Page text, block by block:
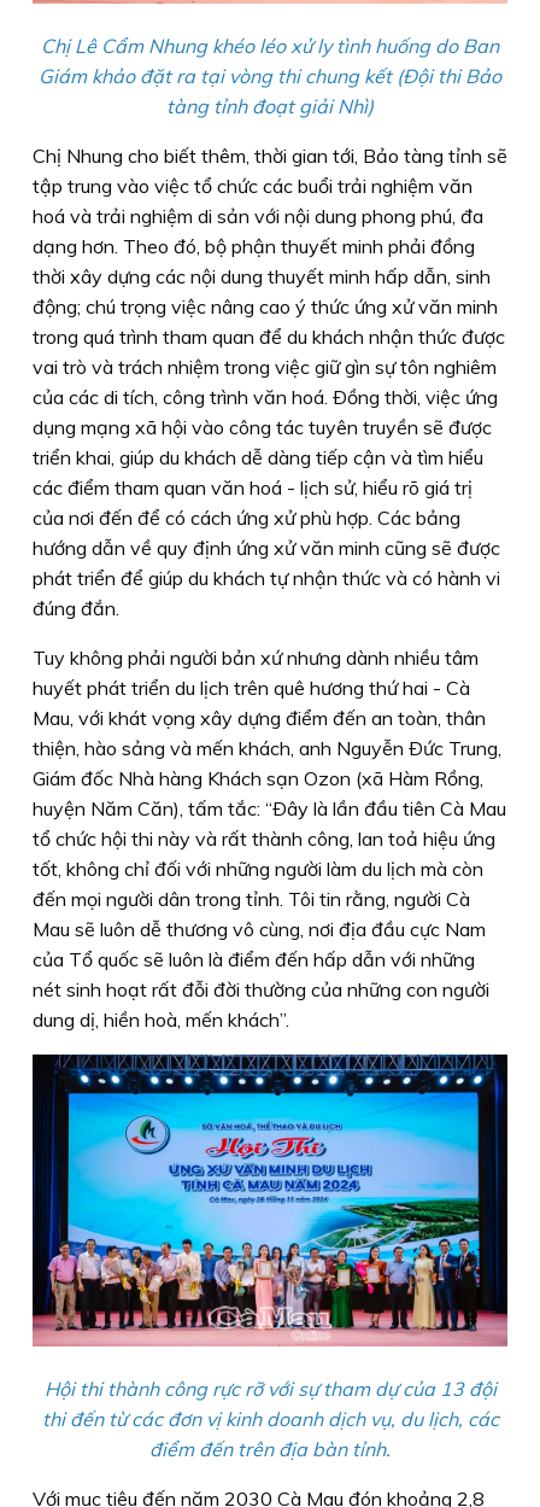
Chị Lê Cẩm Nhung khéo léo xử ly tình huống do Ban
Giám khảo đặt ra tại vòng thi chung kết (Đội thi Bảo
tàng tỉnh đoạt giải Nhì)
Chị Nhung cho biết thêm, thời gian tới, Bảo tàng tỉnh sẽ
tập trung vào việc tổ chức các buổi trải nghiệm văn
hoá và trải nghiệm di sản với nội dung phong phú, đa
dạng hơn. Theo đó, bộ phận thuyết minh phải đồng
thời xây dựng các nội dung thuyết minh hấp dẫn, sinh
động; chú trọng việc nâng cao ý thức ứng xử văn minh
trong quá trình tham quan để du khách nhận thức được
vai trò và trách nhiệm trong việc giữ gìn sự tôn nghiêm
của các di tích, công trình văn hoá. Ðồng thời, việc ứng
dụng mạng xã hội vào công tác tuyên truyền sẽ được
triển khai, giúp du khách dễ dàng tiếp cận và tìm hiểu
các điểm tham quan văn hoá - lịch sử, hiểu rõ giá trị
của nơi đến để có cách ứng xử phù hợp. Các bảng
hướng dẫn về quy định ứng xử văn minh cũng sẽ được
phát triển để giúp du khách tự nhận thức và có hành vi
đúng đắn.
Tuy không phải người bản xứ nhưng dành nhiều tâm
huyết phát triển du lịch trên quê hương thứ hai - Cà
Mau, với khát vọng xây dựng điểm đến an toàn, thân
thiện, hào sảng và mến khách, anh Nguyễn Ðức Trung,
Giám đốc Nhà hàng Khách sạn Ozon (xã Hàm Rồng,
huyện Năm Căn), tấm tắc: “Ðây là lần đầu tiên Cà Mau
tổ chức hội thi này và rất thành công, lan toả hiệu ứng
tốt, không chỉ đối với những người làm du lịch mà còn
đến mọi người dân trong tỉnh. Tôi tin rằng, người Cà
Mau sẽ luôn dễ thương vô cùng, nơi địa đầu cực Nam
của Tổ quốc sẽ luôn là điểm đến hấp dẫn với những
nét sinh hoạt rất đỗi đời thường của những con người
dung dị, hiền hoà, mến khách”.
Hội thi thành công rực rỡ với sự tham dự của 13 đội
thi đến từ các đơn vị kinh doanh dịch vụ, du lịch, các
điểm đến trên địa bàn tỉnh.
Với mục tiêu đến năm 2030 Cà Mau đón khoảng 2,8